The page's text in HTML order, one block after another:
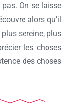
pas. On se laisse
alors qu’il
sereine, plus
les choses
des choses